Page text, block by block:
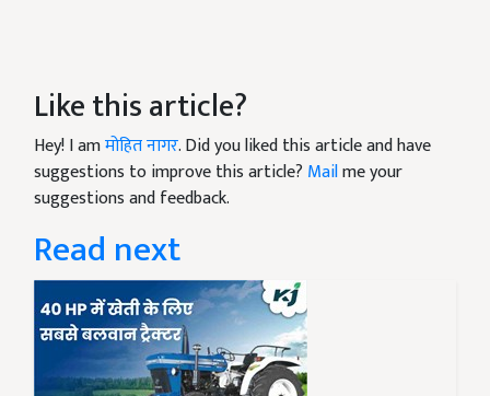
Like this article?
Hey! I amमोहित नागर. Did you liked this article and have
suggestions to improve this article? Mailme your
suggestions and feedback.
Read next